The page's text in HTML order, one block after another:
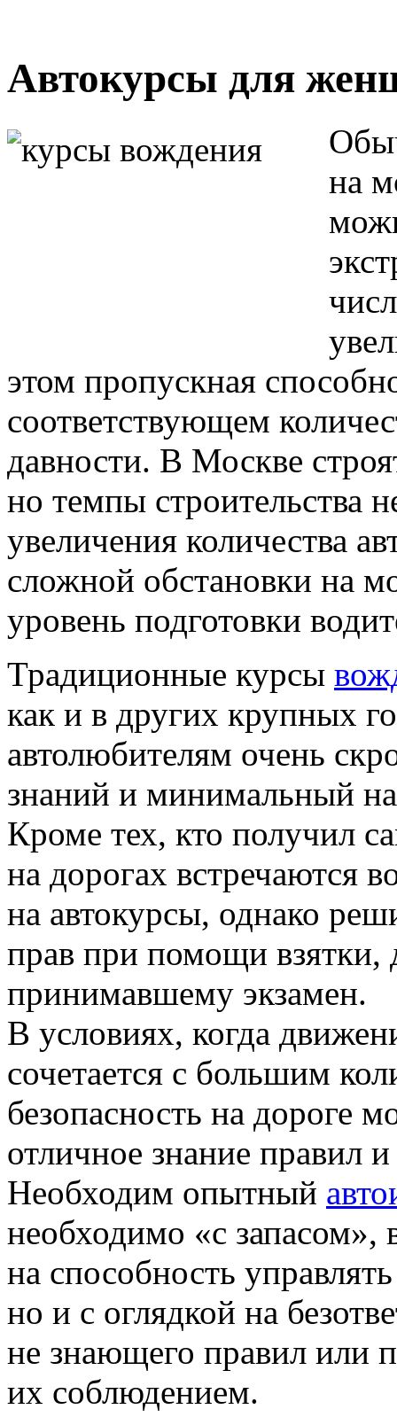
Автокурсы для
на
этом пропускная
соответствующем
давности. В Москве
но темпы строительства
увеличения количества
сложной обстановки на
уровень подготовки
Традиционные курсы
как и в других крупных
автолюбителям очень
знаний и минимальный
Кроме тех, кто получил
на дорогах встречаются
на автокурсы, однако
прав при помощи взятки,
принимавшему экзамен.
В условиях, когда
сочетается с большим
безопасность на дороге
отличное знание правил
Необходим опытный
необходимо «с запасом»,
на способность
но и c оглядкой на
не знающего правил или
их соблюдением.